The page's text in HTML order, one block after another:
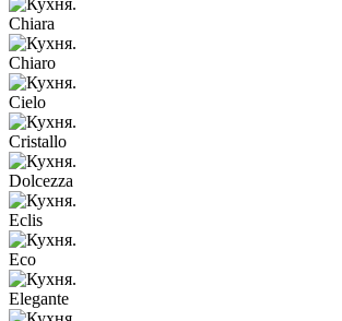
Chiara
Chiaro
Cielo
Cristallo
Dolcezza
Eclis
Eco
Elegante